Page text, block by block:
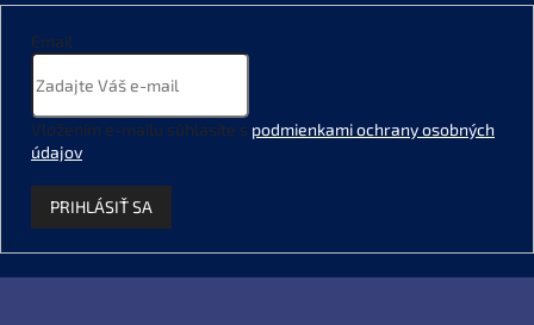
Email
Vložením e-mailu súhlasíte s podmienkami ochrany osobných
údajov.
PRIHLÁSIŤ SA